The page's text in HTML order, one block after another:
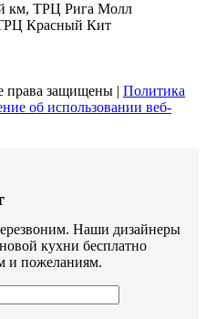
км, ТРЦ Рига Молл
Красный Кит
права защищены | Политика
об использовании веб-
Наши дизайнеры
кухни бесплатно
и пожеланиям.